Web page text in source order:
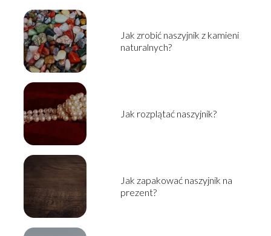
Jak zrobić naszyjnik z kamieni
naturalnych?
Jak rozplątać naszyjnik?
Jak zapakować naszyjnik na
prezent?